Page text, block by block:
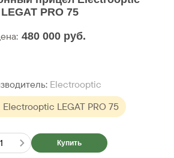
LEGAT PRO 75
Electrooptic
Electrooptic LEGAT PRO 75
480 000 руб.
Купить